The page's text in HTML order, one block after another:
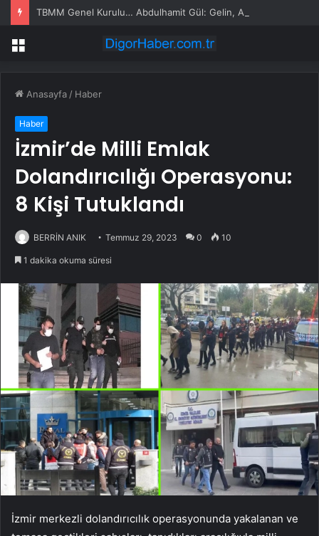
Menü
Anasayfa / Haber
Haber
İzmir’de Milli Emlak
Dolandırıcılığı Operasyonu:
8 Kişi Tutuklandı
BERRİN ANIK Temmuz 29, 2023 0 10
1 dakika okuma süresi
İzmir merkezli dolandırıcılık operasyonunda yakalanan ve